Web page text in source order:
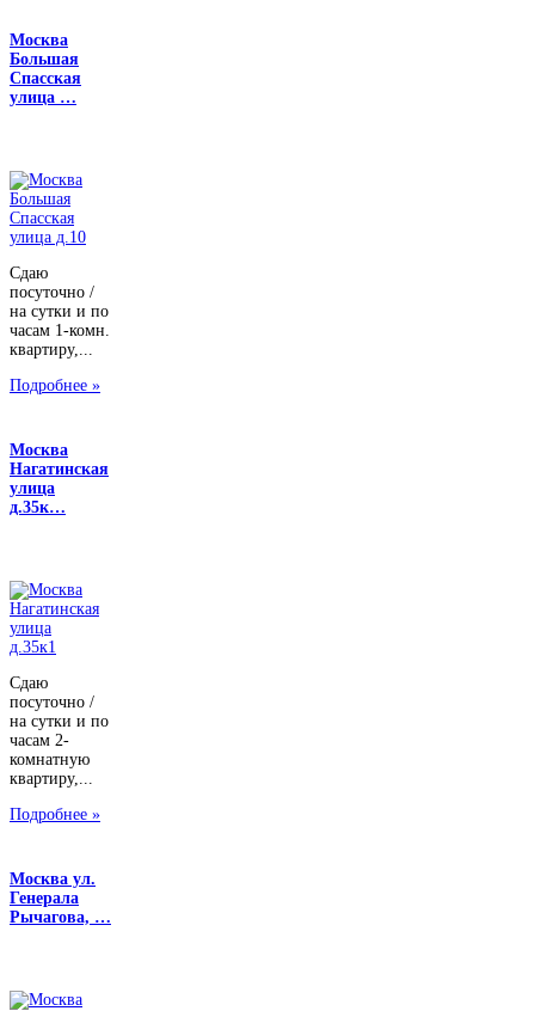
Москва
Большая
Спасская
улица …
Сдаю
посуточно /
на сутки и по
часам 1-комн.
квартиру,...
Подробнее »
Москва
Нагатинская
улица
д.35к…
Сдаю
посуточно /
на сутки и по
часам 2-
комнатную
квартиру,...
Подробнее »
Москва ул.
Генерала
Рычагова, …